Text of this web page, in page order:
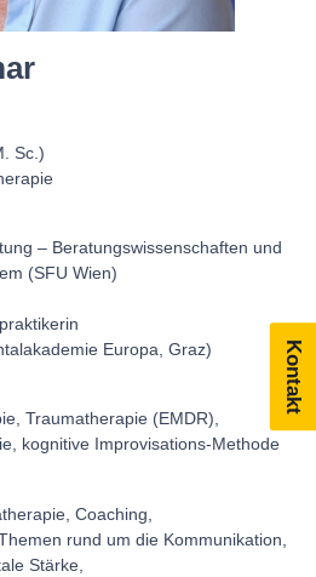
Sc.)
– Beratungswissenschaften und
(SFU Wien)
Europa, Graz)
Traumatherapie (EMDR),
kognitive Improvisations-Methode
Coaching,
rund um die Kommunikation,
Stärke,
Kontakt